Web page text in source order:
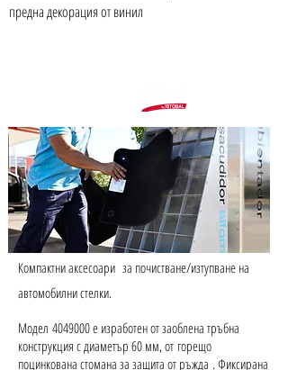
предна декорация от винил
Компактни аксесоари за почистване/изтупване на
автомобилни стелки.
Модел 4049000е изработен от заоблена тръбна
конструкция с диаметър 60 мм, от горещо
поцинкована стомана за защита от ръжда . Фиксирана